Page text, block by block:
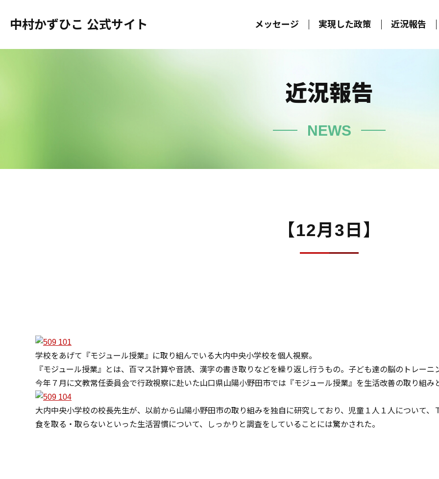
中村かずひこ 公式サイト メッセージ 実現した政策 近況報告
近況報告
NEWS
【12月3日】
学校をあげて『モジュール授業』に取り組んでいる大内中央小学校を個人視察。
『モジュール授業』とは、百マス計算や音読、漢字の書き取りなどを繰り返し行うもの。子ども達の脳のトレーニ
今年７月に文教常任委員会で行政視察に赴いた山口県山陽小野田市では『モジュール授業』を生活改善の取り組み
大内中央小学校の校長先生が、以前から山陽小野田市の取り組みを独自に研究しており、児童１人１人について
食を取る・取らないといった生活習慣について、しっかりと調査をしていることには驚かされた。